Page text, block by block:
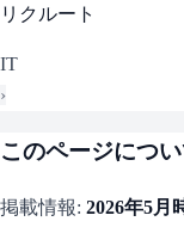
リクルート
IT
›
このページにつ
掲載情報: 2026年5月